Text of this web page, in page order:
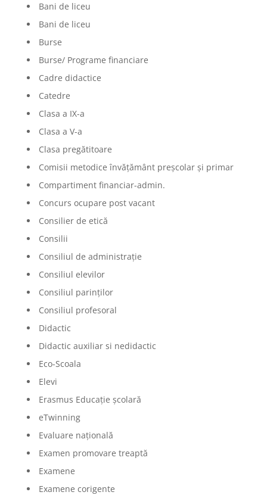
Bani de liceu
Bani de liceu
Burse
Burse/ Programe financiare
Cadre didactice
Catedre
Clasa a IX-a
Clasa a V-a
Clasa pregătitoare
Comisii metodice învățământ preșcolar și primar
Compartiment financiar-admin.
Concurs ocupare post vacant
Consilier de etică
Consilii
Consiliul de administrație
Consiliul elevilor
Consiliul parinților
Consiliul profesoral
Didactic
Didactic auxiliar si nedidactic
Eco-Scoala
Elevi
Erasmus Educație școlară
eTwinning
Evaluare națională
Examen promovare treaptă
Examene
Examene corigente